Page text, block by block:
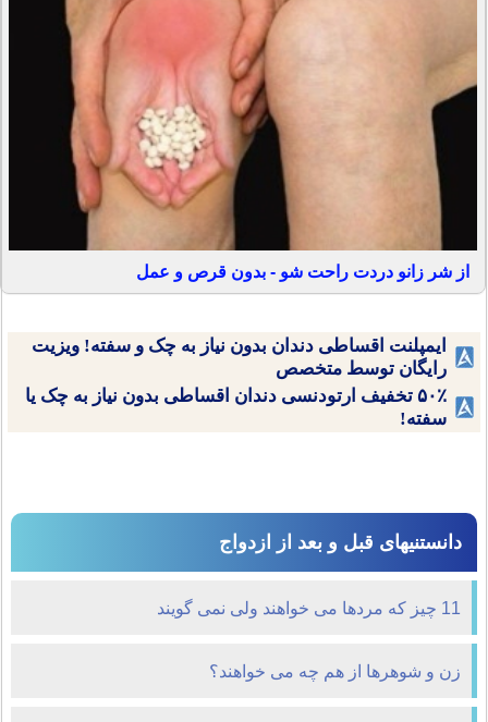
از شر زانو دردت راحت شو - بدون قرص و عمل
ایمپلنت اقساطی دندان بدون نیاز به چک و سفته! ویزیت
رایگان توسط متخصص
۵۰٪ تخفیف ارتودنسی دندان اقساطی بدون نیاز به چک یا
سفته!
دانستنیهای قبل و بعد از ازدواج
11 چیز که مردها می خواهند ولی نمی گویند
زن و شوهرها از هم چه می خواهند؟